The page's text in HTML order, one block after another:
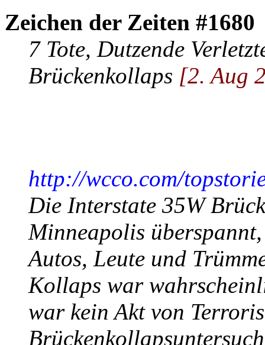
Zeichen der Zeiten #1680
7 Tote, Dutzende
Brückenkollaps [2. Aug
http://wcco.com/
Die Interstate 35W
Minneapolis
Autos, Leute und
Kollaps war
war kein Akt von